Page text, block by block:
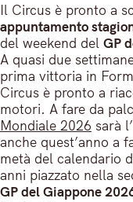
Il Circus è pronto a
appuntamento
del weekend del GP
A quasi due
prima vittoria in
Circus è pronto a
motori. A fare da
Mondiale 2026 sarà
anche quest’anno a
metà del calendario
anni piazzato nella
GP del Giappone